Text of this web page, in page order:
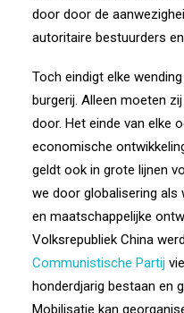
door door de
autoritaire bestuurders
Toch eindigt elke
burgerij. Alleen moeten
door. Het einde van elke
economische
geldt ook in grote lijnen
we door globalisering
en maatschappelijke
Volksrepubliek China
Communistische Partij
honderdjarig bestaan en
Mobilisatie kan